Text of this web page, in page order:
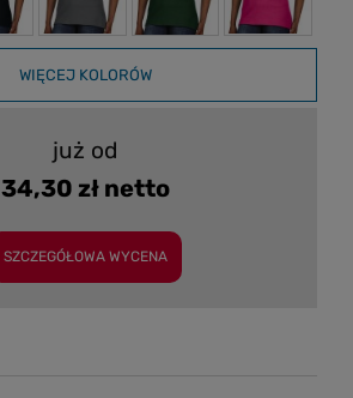
WIĘCEJ KOLORÓW
już od
34,30 zł netto
SZCZEGÓŁOWA WYCENA